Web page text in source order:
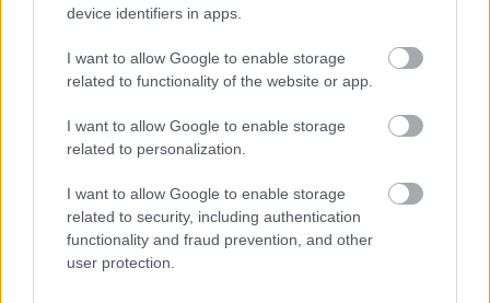
device identifiers in apps.
I want to allow Google to enable storage
related to functionality of the website or app.
I want to allow Google to enable storage
related to personalization.
I want to allow Google to enable storage
related to security, including authentication
functionality and fraud prevention, and other
user protection.
|Z|
17 éve
@buherator:
Kezdjük előlről :)
részleteit (és nem naptárbejegyzést kellett
létrehozni, mint azt sok helyen tévesen közölték),
ezért igen, XSS is volt.